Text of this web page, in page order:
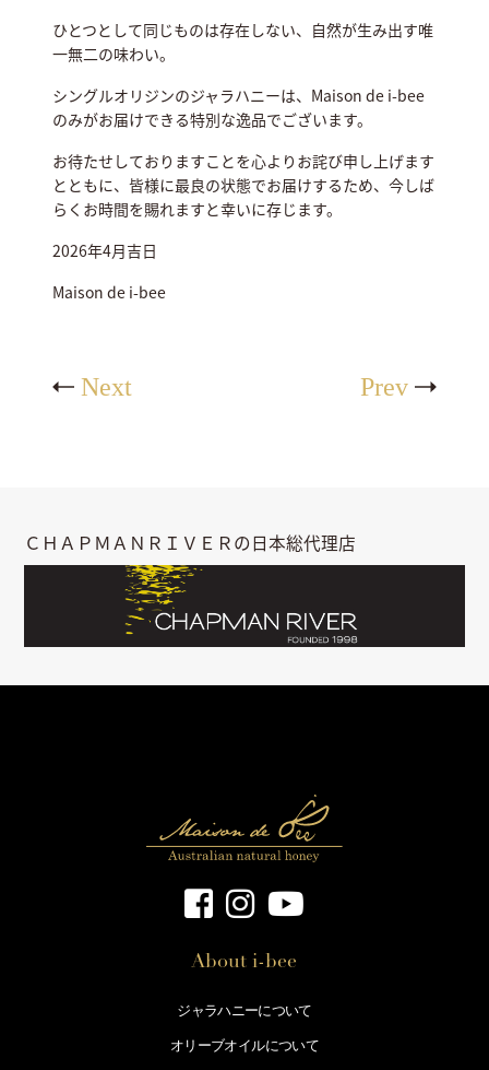
ひとつとして同じものは存在しない、自然が生み出す唯
一無二の味わい。
シングルオリジンのジャラハニーは、Maison de i-bee
のみがお届けできる特別な逸品でございます。
お待たせしておりますことを心よりお詫び申し上げます
とともに、皆様に最良の状態でお届けするため、今しば
らくお時間を賜れますと幸いに存じます。
2026年4月吉日
Maison de i-bee
Next Prev
ＣＨＡＰＭＡＮＲＩＶＥＲの日本総代理店
About i-bee
ジャラハニーについて
オリーブオイルについて